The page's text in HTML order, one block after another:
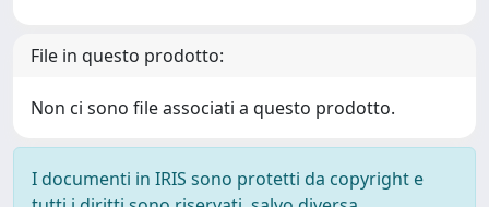
File in questo prodotto:
Non ci sono file associati a questo prodotto.
I documenti in IRIS sono protetti da copyright e